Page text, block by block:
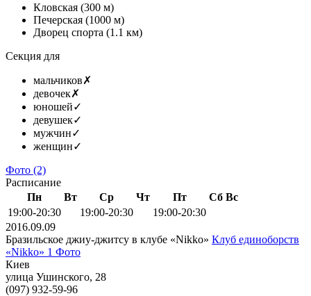
Кловская (300 м)
Печерская (1000 м)
Дворец спорта (1.1 км)
Секция для
мальчиков✗
девочек✗
юношей✓
девушек✓
мужчин✓
женщин✓
Фото (2)
Расписание
Пн
Вт Ср Чт Пт Сб Вс
19:00-20:30
19:00-20:30
19:00-20:30
2016.09.09
Бразильское джиу-джитсу в клубе «Nikko» Клуб единоборств
«Nikko» 1 Фото
Киев
улица Ушинского, 28
(097) 932-59-96